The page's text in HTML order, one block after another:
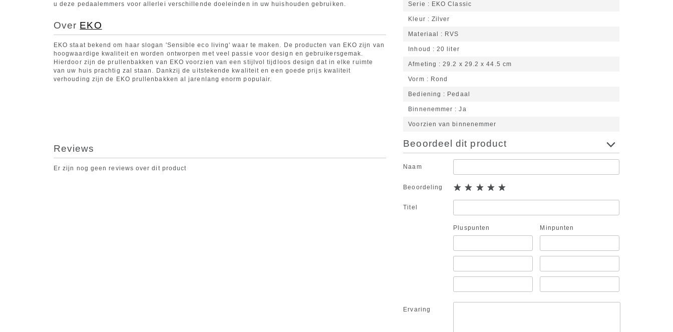
u deze pedaalemmers voor allerlei verschillende doeleinden in uw huishouden gebruiken.
Over EKO
EKO staat bekend om haar slogan 'Sensible eco living' waar te maken. De producten van EKO zijn van
hoogwaardige kwaliteit en worden ontworpen met veel passie voor design en gebruikersgemak.
Hierdoor zijn de prullenbakken van EKO voorzien van een stijlvol tijdloos design dat in elke ruimte
van uw huis prachtig zal staan. Dankzij de uitstekende kwaliteit en een goede prijs kwaliteit
verhouding zijn de EKO prullenbakken al jarenlang enorm populair.
Serie EKO Classic
Kleur Zilver
Materiaal RVS
Inhoud 20 liter
Afmeting 29.2 x 29.2 x 44.5 cm
Vorm Rond
Bediening Pedaal
Binnenemmer Ja
Voorzien van binnenemmer
Reviews
Er zijn nog geen reviews over dit product
Beoordeel dit product
Naam
Beoordeling
Titel
Pluspunten Minpunten
Ervaring